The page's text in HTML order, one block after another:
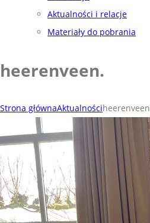
Aktualności i relacje
Materiały do pobrania
heerenveen.
Strona głównaAktualnościheerenveen